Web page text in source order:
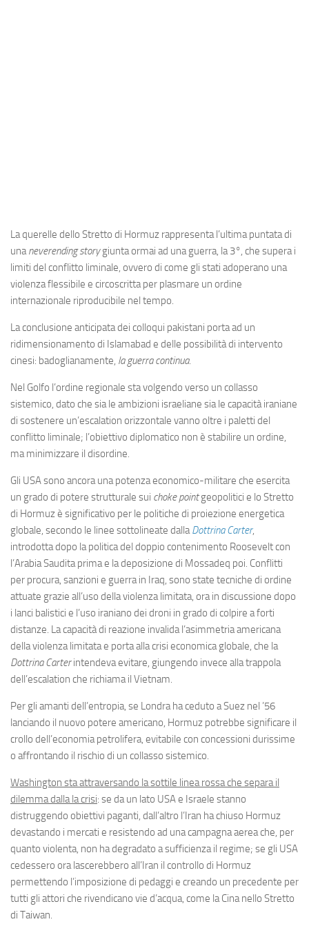
Forze Aeree
Incidenti
Industria
La querelle dello Stretto di Hormuz rappresenta l’ultima puntata di
unaneverending storygiunta ormai ad una guerra, la 3°, che supera i
limiti del conflitto liminale, ovvero di come gli stati adoperano una
violenza flessibile e circoscritta per plasmare un ordine
internazionale riproducibile nel tempo.
La conclusione anticipata dei colloqui pakistani porta ad un
ridimensionamento di Islamabad e delle possibilità di intervento
cinesi: badoglianamente, la guerra continua.
Nel Golfo l’ordine regionale sta volgendo verso un collasso
sistemico, dato che sia le ambizioni israeliane sia le capacità iraniane
di sostenere un’escalation orizzontale vanno oltre i paletti del
conflitto liminale; l’obiettivo diplomatico non è stabilire un ordine,
ma minimizzare il disordine.
Gli USA sono ancora una potenza economico-militare che esercita
un grado di potere strutturale sui choke pointgeopolitici e lo Stretto
di Hormuz è significativo per le politiche di proiezione energetica
globale, secondo le linee sottolineate dallaDottrina Carter,
introdotta dopo la politica del doppio contenimento Roosevelt con
l’Arabia Saudita prima e la deposizione di Mossadeq poi. Conflitti
per procura, sanzioni e guerra in Iraq, sono state tecniche di ordine
attuate grazie all’uso della violenza limitata, ora in discussione dopo
i lanci balistici e l’uso iraniano dei droni in grado di colpire a forti
distanze. La capacità di reazione invalida l’asimmetria americana
della violenza limitata e porta alla crisi economica globale, che la
Dottrina Carterintendeva evitare, giungendo invece alla trappola
dell’escalation che richiama il Vietnam.
Per gli amanti dell’entropia, se Londra ha ceduto a Suez nel ’56
lanciando il nuovo potere americano, Hormuz potrebbe significare il
crollo dell’economia petrolifera, evitabile con concessioni durissime
o affrontando il rischio di un collasso sistemico.
Washington sta attraversando la sottile linea rossa che separa il
dilemma dalla la crisi: se da un lato USA e Israele stanno
distruggendo obiettivi paganti, dall’altro l’Iran ha chiuso Hormuz
devastando i mercati e resistendo ad una campagna aerea che, per
quanto violenta, non ha degradato a sufficienza il regime; se gli USA
cedessero ora lascerebbero all’Iran il controllo di Hormuz
permettendo l’imposizione di pedaggi e creando un precedente per
tutti gli attori che rivendicano vie d’acqua, come la Cina nello Stretto
di Taiwan.